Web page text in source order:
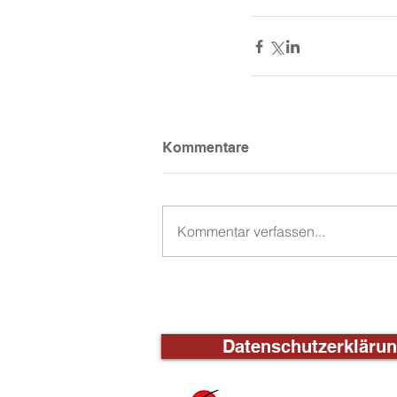
Kommentare
Kommentar verfassen...